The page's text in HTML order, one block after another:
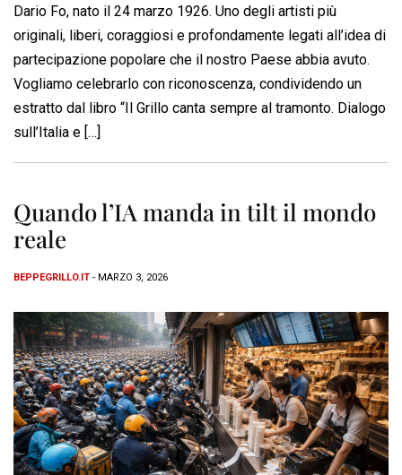
Dario Fo, nato il 24 marzo 1926. Uno degli artisti più
originali, liberi, coraggiosi e profondamente legati all’idea di
partecipazione popolare che il nostro Paese abbia avuto.
Vogliamo celebrarlo con riconoscenza, condividendo un
estratto dal libro “Il Grillo canta sempre al tramonto. Dialogo
sull’Italia e […]
Quando l’IA manda in tilt il mondo
reale
BEPPEGRILLO.IT - MARZO 3, 2026